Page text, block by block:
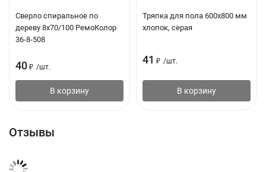
Сверло спиральное по
дереву 8х70/100 РемоКолор
36-8-508
40 ₽ /шт.
В корзину
Тряпка для пола 600x800 мм
хлопок, серая
41 ₽ /шт.
В корзину
Отзывы